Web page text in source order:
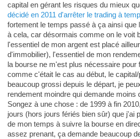
capital en gérant les risques du mieux
décidé en 2011 d'arrêter le trading à
fortement le temps passé à ça ainsi
à cela, car désormais comme on le voit
l'essentiel de mon argent est placé
d'immobilier), l'essentiel de mon
la bourse ne m'est plus nécessaire pour
comme c'était le cas au début, le
beaucoup grossi depuis le départ, je
rendement moindre qui demande moins
Songez à une chose : de 1999 à fin
jours (hors jours fériés bien sûr) que j'ai
de mon temps à suivre la bourse en
assez prenant, ça demande beaucoup